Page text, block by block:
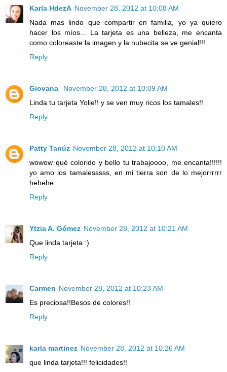
Karla HdezA November 28, 2012 at 10:08 AM
Nada mas lindo que compartir en familia, yo ya quiero
hacer los míos... La tarjeta es una belleza, me encanta
como coloreaste la imagen y la nubecita se ve genial!!!
Reply
Giovana
November 28, 2012 at 10:09 AM
Linda tu tarjeta Yolie!! y se ven muy ricos los tamales!!
Reply
Patty Tanúz November 28, 2012 at 10:10 AM
wowow qué colorido y bello tu trabajoooo, me encanta!!!!!!
yo amo los tamalesssss, en mi tierra son de lo mejorrrrrr
hehehe
Reply
Ytzia A. Gómez November 28, 2012 at 10:21 AM
Que linda tarjeta :)
Reply
Carmen November 28, 2012 at 10:23 AM
Es preciosa!!Besos de colores!!
Reply
karla martinez November 28, 2012 at 10:26 AM
que linda tarjeta!!! felicidades!!